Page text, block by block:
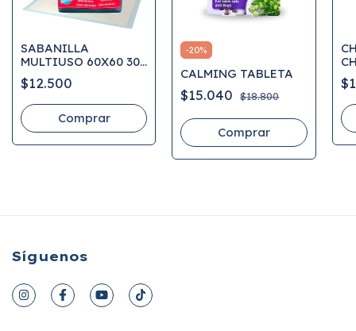
SABANILLA
MULTIUSO 60X60 30
UNIDADES PANDA
$12.500
-20%
CALMING TABLETA
$15.040 $18.800
Síguenos